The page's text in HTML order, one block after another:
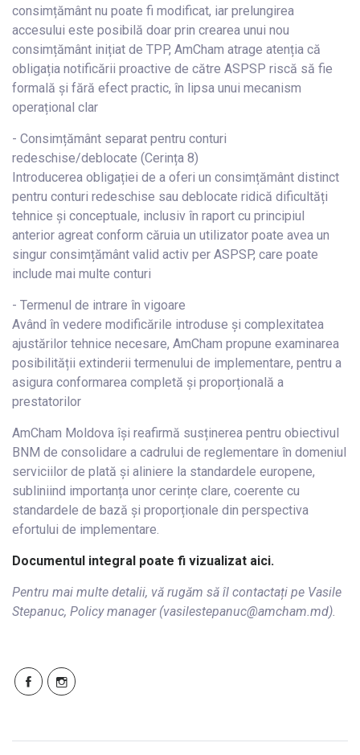
consimțământ nu poate fi modificat, iar prelungirea
accesului este posibilă doar prin crearea unui nou
consimțământ inițiat de TPP, AmCham atrage atenția că
obligația notificării proactive de către ASPSP riscă să fie
formală și fără efect practic, în lipsa unui mecanism
operațional clar
- Consimțământ separat pentru conturi
redeschise/deblocate (Cerința 8)
Introducerea obligației de a oferi un consimțământ distinct
pentru conturi redeschise sau deblocate ridică dificultăți
tehnice și conceptuale, inclusiv în raport cu principiul
anterior agreat conform căruia un utilizator poate avea un
singur consimțământ valid activ per ASPSP, care poate
include mai multe conturi
- Termenul de intrare în vigoare
Având în vedere modificările introduse și complexitatea
ajustărilor tehnice necesare, AmCham propune examinarea
posibilității extinderii termenului de implementare, pentru a
asigura conformarea completă și proporțională a
prestatorilor
AmCham Moldova își reafirmă susținerea pentru obiectivul
BNM de consolidare a cadrului de reglementare în domeniul
serviciilor de plată și aliniere la standardele europene,
subliniind importanța unor cerințe clare, coerente cu
standardele de bază și proporționale din perspectiva
efortului de implementare.
Documentul integral poate fi vizualizat aici.
Pentru mai multe detalii, vă rugăm să îl contactați pe Vasile
Stepanuc, Policy manager (vasilestepanuc@amcham.md).